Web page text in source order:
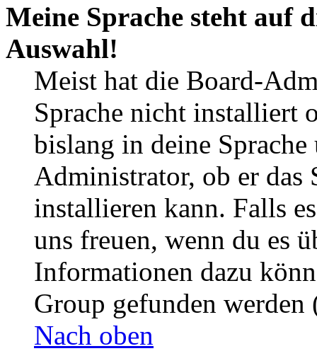
Meine Sprache steht auf
Auswahl!
Meist hat die Board-
Sprache nicht installiert
bislang in deine
Administrator, ob er das
installieren kann. Falls
uns freuen, wenn du es
Informationen dazu
Group gefunden
Nach oben